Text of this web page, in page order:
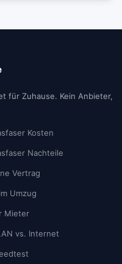
für Zuhause. Kein Anbieter,
Kosten
Nachteile
Vertrag
Umzug
Mieter
vs. Internet